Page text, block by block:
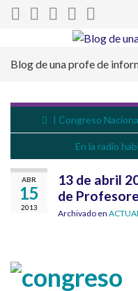
Search for:
Blog de una profe de
I Congreso
En la radio
ABR
15
2013
13 de abril
de
Archivado en